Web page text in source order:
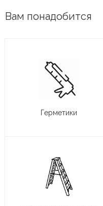
Вам понадобится
Герметики